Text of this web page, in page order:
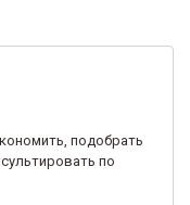
подобрать
по